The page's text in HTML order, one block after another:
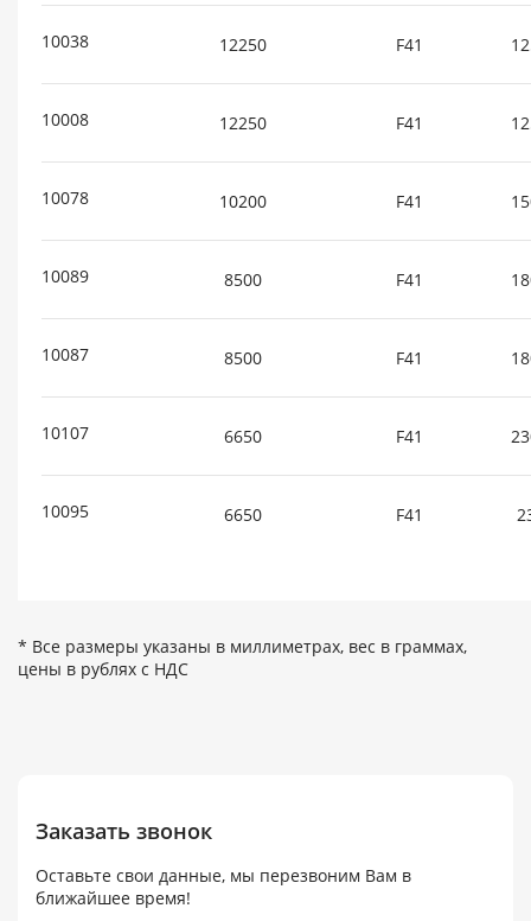
10038 12250 F41
10008 12250 F41
10078 10200 F41
10089 8500 F41
10087 8500 F41
10107 6650 F41
10095 6650 F41
* Все размеры указаны в миллиметрах, вес в граммах,
цены в рублях с НДС
Заказать звонок
Оставьте свои данные, мы перезвоним Вам в
ближайшее время!